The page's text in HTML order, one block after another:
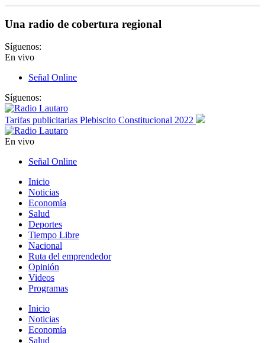
Una radio de cobertura regional
Síguenos:
En vivo
Señal Online
Síguenos:
Tarifas publicitarias Plebiscito Constitucional 2022
En vivo
Señal Online
Inicio
Noticias
Economía
Salud
Deportes
Tiempo Libre
Nacional
Ruta del emprendedor
Opinión
Videos
Programas
Inicio
Noticias
Economía
Salud